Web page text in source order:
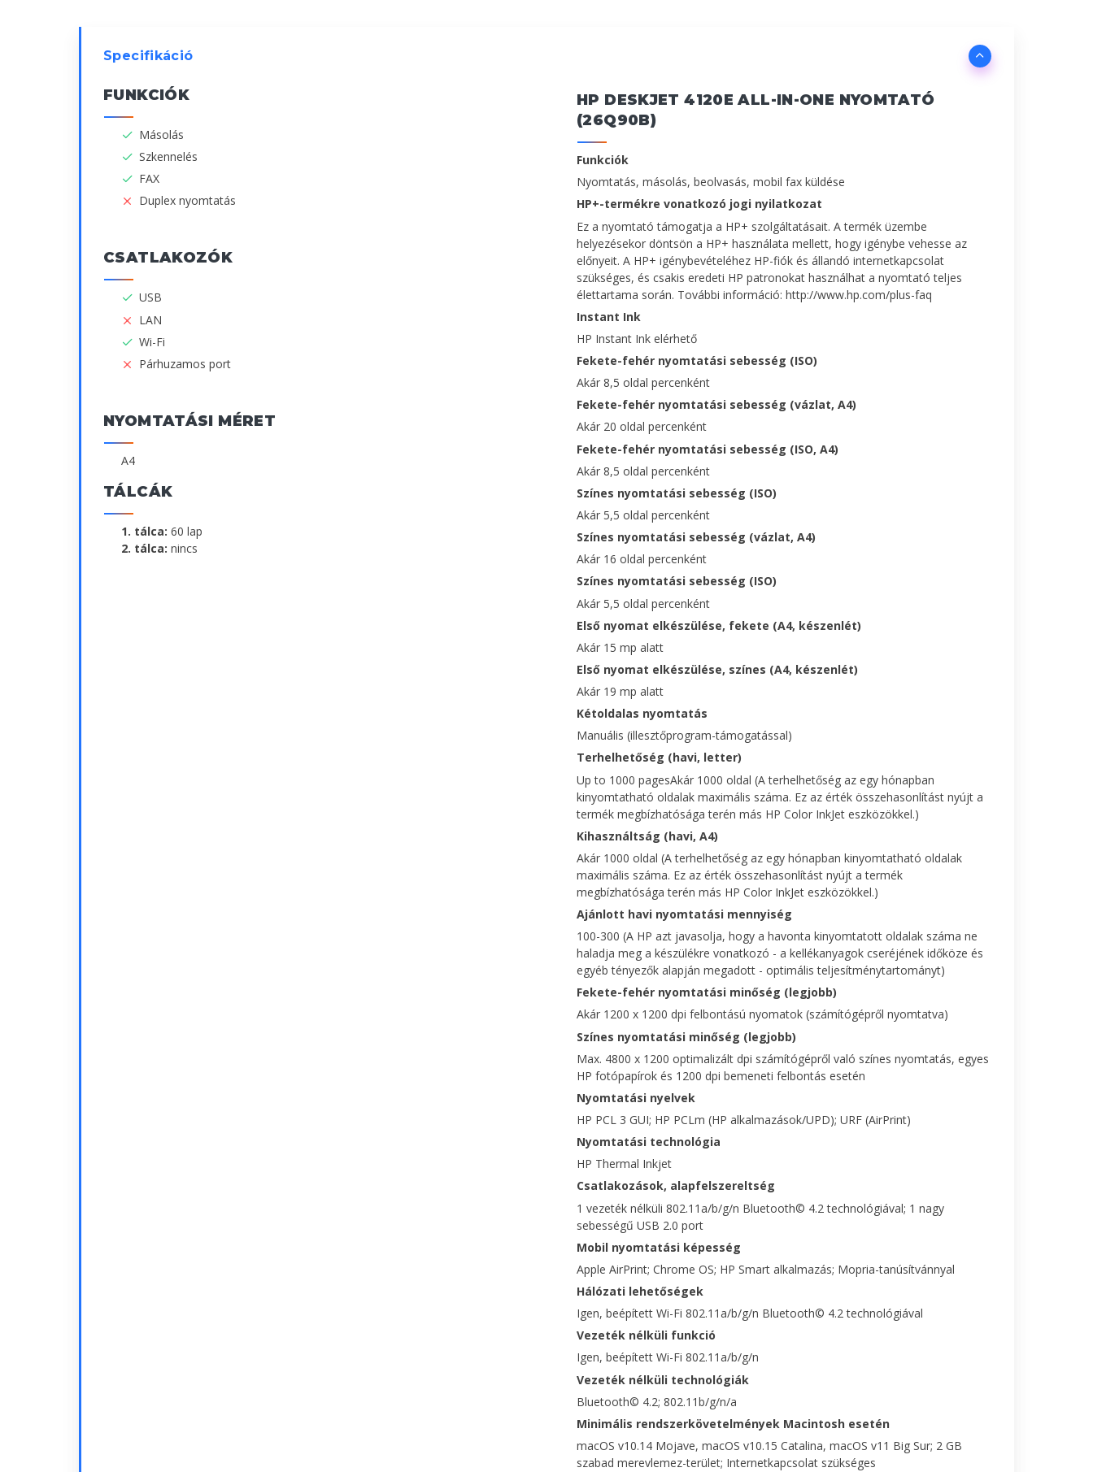
Specifikáció
FUNKCIÓK
Másolás
Szkennelés
FAX
Duplex nyomtatás
CSATLAKOZÓK
USB
LAN
Wi-Fi
Párhuzamos port
NYOMTATÁSI MÉRET
A4
TÁLCÁK
1. tálca: 60 lap
2. tálca: nincs
HP DESKJET 4120E ALL-IN-ONE NYOMTATÓ
(26Q90B)
Funkciók
Nyomtatás, másolás, beolvasás, mobil fax küldése
HP+-termékre vonatkozó jogi nyilatkozat
Ez a nyomtató támogatja a HP+ szolgáltatásait. A termék üzembe
helyezésekor döntsön a HP+ használata mellett, hogy igénybe vehesse az
előnyeit. A HP+ igénybevételéhez HP-fiók és állandó internetkapcsolat
szükséges, és csakis eredeti HP patronokat használhat a nyomtató teljes
élettartama során. További információ: http://www.hp.com/plus-faq
Instant Ink
HP Instant Ink elérhető
Fekete-fehér nyomtatási sebesség (ISO)
Akár 8,5 oldal percenként
Fekete-fehér nyomtatási sebesség (vázlat, A4)
Akár 20 oldal percenként
Fekete-fehér nyomtatási sebesség (ISO, A4)
Akár 8,5 oldal percenként
Színes nyomtatási sebesség (ISO)
Akár 5,5 oldal percenként
Színes nyomtatási sebesség (vázlat, A4)
Akár 16 oldal percenként
Színes nyomtatási sebesség (ISO)
Akár 5,5 oldal percenként
Első nyomat elkészülése, fekete (A4, készenlét)
Akár 15 mp alatt
Első nyomat elkészülése, színes (A4, készenlét)
Akár 19 mp alatt
Kétoldalas nyomtatás
Manuális (illesztőprogram-támogatással)
Terhelhetőség (havi, letter)
Up to 1000 pagesAkár 1000 oldal (A terhelhetőség az egy hónapban
kinyomtatható oldalak maximális száma. Ez az érték összehasonlítást nyújt a
termék megbízhatósága terén más HP Color InkJet eszközökkel.)
Kihasználtság (havi, A4)
Akár 1000 oldal (A terhelhetőség az egy hónapban kinyomtatható oldalak
maximális száma. Ez az érték összehasonlítást nyújt a termék
megbízhatósága terén más HP Color InkJet eszközökkel.)
Ajánlott havi nyomtatási mennyiség
100-300 (A HP azt javasolja, hogy a havonta kinyomtatott oldalak száma ne
haladja meg a készülékre vonatkozó - a kellékanyagok cseréjének időköze és
egyéb tényezők alapján megadott - optimális teljesítménytartományt)
Fekete-fehér nyomtatási minőség (legjobb)
Akár 1200 x 1200 dpi felbontású nyomatok (számítógépről nyomtatva)
Színes nyomtatási minőség (legjobb)
Max. 4800 x 1200 optimalizált dpi számítógépről való színes nyomtatás, egyes
HP fotópapírok és 1200 dpi bemeneti felbontás esetén
Nyomtatási nyelvek
HP PCL 3 GUI; HP PCLm (HP alkalmazások/UPD); URF (AirPrint)
Nyomtatási technológia
HP Thermal Inkjet
Csatlakozások, alapfelszereltség
1 vezeték nélküli 802.11a/b/g/n Bluetooth© 4.2 technológiával; 1 nagy
sebességű USB 2.0 port
Mobil nyomtatási képesség
Apple AirPrint; Chrome OS; HP Smart alkalmazás; Mopria-tanúsítvánnyal
Hálózati lehetőségek
Igen, beépített Wi-Fi 802.11a/b/g/n Bluetooth© 4.2 technológiával
Vezeték nélküli funkció
Igen, beépített Wi-Fi 802.11a/b/g/n
Vezeték nélküli technológiák
Bluetooth© 4.2; 802.11b/g/n/a
Minimális rendszerkövetelmények Macintosh esetén
macOS v10.14 Mojave, macOS v10.15 Catalina, macOS v11 Big Sur; 2 GB
szabad merevlemez-terület; Internetkapcsolat szükséges